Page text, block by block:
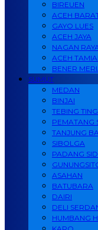
BIREUEN
ACEH
GAYO LUES
ACEH JAYA
NAGAN
ACEH
BENER
SUMUT
MEDAN
BINJAI
TEBING
PEMATANG
TANJUNG
SIBOLGA
PADANG
ASAHAN
BATUBARA
DAIRI
DELI
HUMBANG